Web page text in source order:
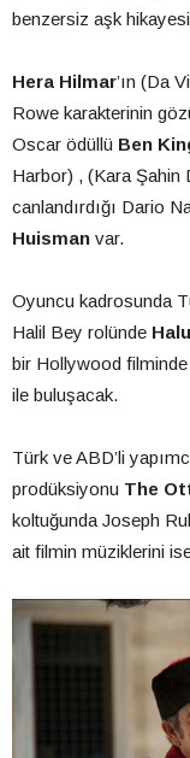
benzersiz aşk
Hera Hilmar’ın (Da
Rowe karakterinin
Oscar ödüllü Ben
Harbor) , (Kara Şahin
canlandırdığı Dario
Huisman var.
Oyuncu kadrosunda
Halil Bey rolünde
bir Hollywood filminde
ile buluşacak.
Türk ve ABD’li
prodüksiyonu The
koltuğunda Joseph
ait filmin müziklerini